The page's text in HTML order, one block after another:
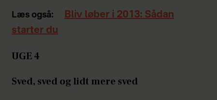
Læs også:
Bliv løber i 2013: Sådan
starter du
UGE 4
Sved, sved og lidt mere sved